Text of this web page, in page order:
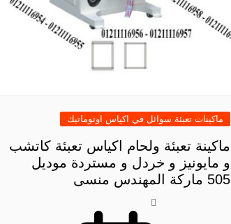
ماكينات تعبئة سوائل في اكياس اوتوماتيك
ماكينة تعبئة ولحام اكياس تعبئة كاتشب
و مايونيز و خردل و مستردة موديل
505 ماركة المهندس منسى